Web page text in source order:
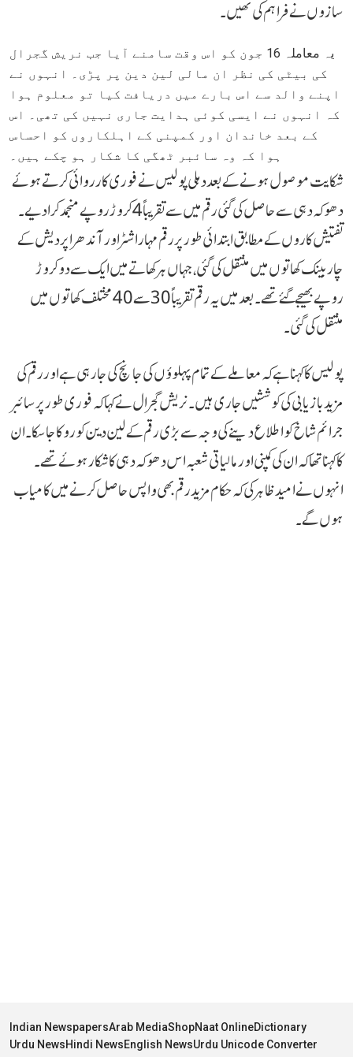
سازوں نے فراہم کی تھیں۔
یہ معاملہ 16 جون کو اس وقت سامنے آیا جب نریش گجرال
کی بیٹی کی نظر ان مالی لین دین پر پڑی۔ انہوں نے
اپنے والد سے اس بارے میں دریافت کیا تو معلوم ہوا
کہ انہوں نے ایسی کوئی ہدایت جاری نہیں کی تھی۔ اس
کے بعد خاندان اور کمپنی کے اہلکاروں کو احساس
ہوا کہ وہ سائبر ٹھگی کا شکار ہو چکے ہیں۔
شکایت موصول ہونے کے بعد دہلی پولیس نے فوری کارروائی کرتے ہوئے
دھوکہ دہی سے حاصل کی گئی رقم میں سے تقریباً 4 کروڑ روپے منجمد کرا دیے۔
تفتیش کاروں کے مطابق ابتدائی طور پر رقم مہاراشٹر اور آندھرا پردیش کے
چار بینک کھاتوں میں منتقل کی گئی، جہاں ہر کھاتے میں ایک سے دو کروڑ
روپے بھیجے گئے تھے۔ بعد میں یہ رقم تقریباً 30 سے 40 مختلف کھاتوں میں
منتقل کی گئی۔
پولیس کا کہنا ہے کہ معاملے کے تمام پہلوؤں کی جانچ کی جا رہی ہے اور رقم کی
مزید بازیابی کی کوششیں جاری ہیں۔ نریش گجرال نے کہا کہ فوری طور پر سائبر
جرائم شاخ کو اطلاع دینے کی وجہ سے بڑی رقم کے لین دین کو روکا جا سکا۔ ان
کا کہنا تھا کہ ان کی کمپنی اور مالیاتی شعبہ اس دھوکہ دہی کا شکار ہوئے تھے۔
انہوں نے امید ظاہر کی کہ حکام مزید رقم بھی واپس حاصل کرنے میں کامیاب
ہوں گے۔
Indian NewspapersArab MediaShopNaat OnlineDictionary
Urdu NewsHindi NewsEnglish NewsUrdu Unicode Converter